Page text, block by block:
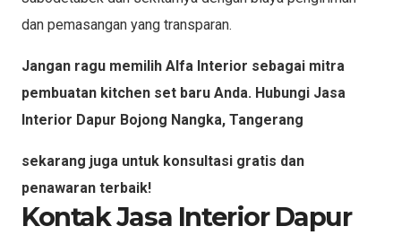
dan pemasangan yang transparan.
Jangan ragu memilih Alfa Interior sebagai mitra
pembuatan kitchen set baru Anda. Hubungi Jasa
Interior Dapur Bojong Nangka, Tangerang
sekarang juga untuk konsultasi gratis dan
penawaran terbaik!
Kontak Jasa Interior Dapur